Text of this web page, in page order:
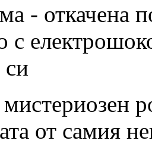
- откачена
с
си
от самия